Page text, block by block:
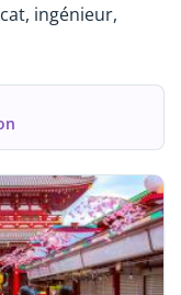
ingénieur,